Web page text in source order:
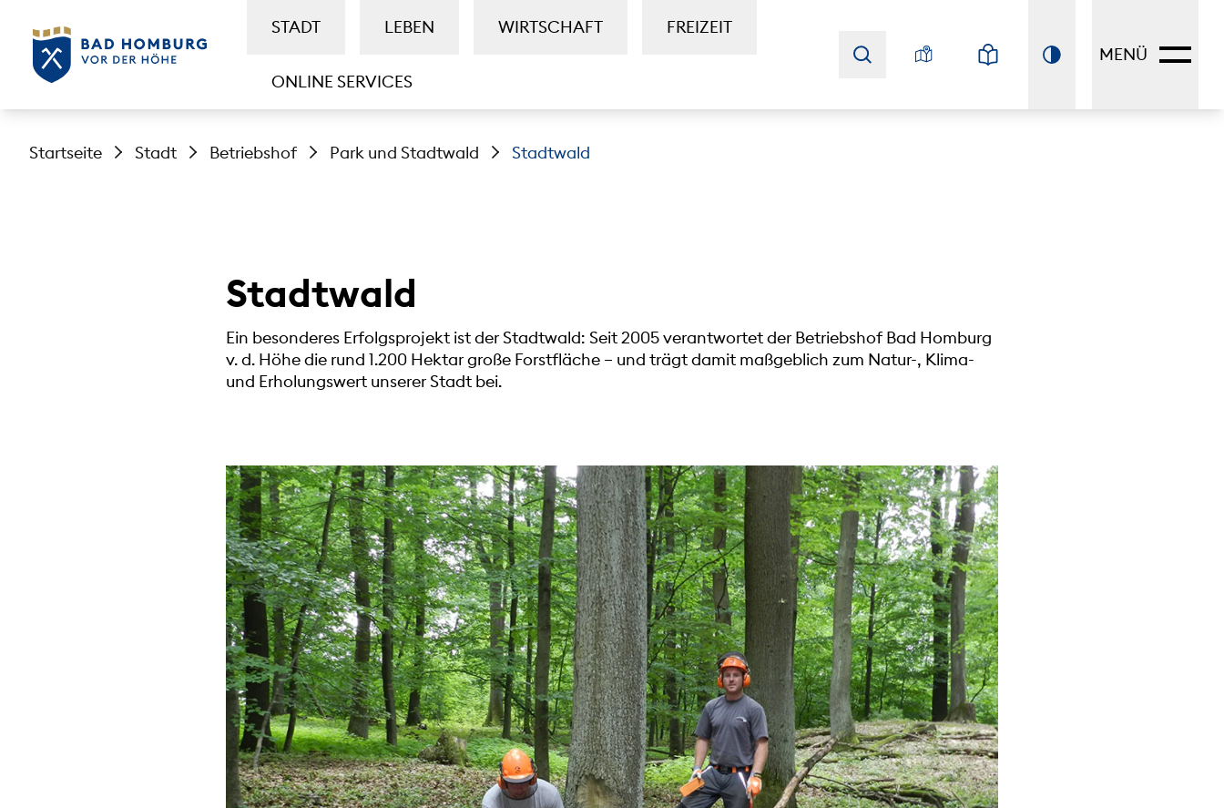
STADT LEBEN WIRTSCHAFT FREIZEIT
ONLINE SERVICES
MENÜ
Startseite Stadt Betriebshof Park und Stadtwald Stadtwald
Stadtwald
Ein besonderes Erfolgsprojekt ist der Stadtwald: Seit 2005 verantwortet der Betriebshof Bad Homburg
v. d. Höhe die rund 1.200 Hektar große Forstfläche – und trägt damit maßgeblich zum Natur-, Klima-
und Erholungswert unserer Stadt bei.